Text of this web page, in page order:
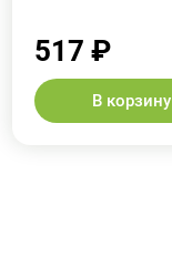
517 ₽
В корзину